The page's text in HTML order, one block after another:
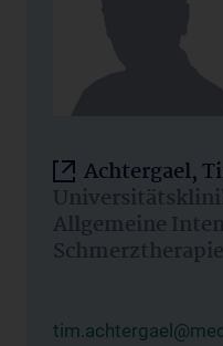
Achtergael,
Allgemeine
Schmerztherapie